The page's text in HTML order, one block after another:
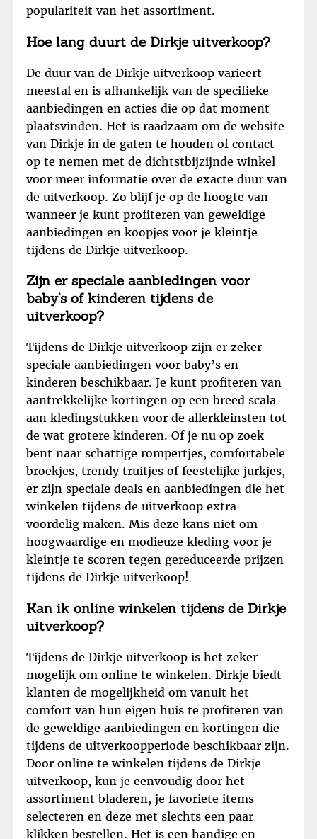
populariteit van het assortiment.
Hoe lang duurt de Dirkje uitverkoop?
De duur van de Dirkje uitverkoop varieert
meestal en is afhankelijk van de specifieke
aanbiedingen en acties die op dat moment
plaatsvinden. Het is raadzaam om de website
van Dirkje in de gaten te houden of contact
op te nemen met de dichtstbijzijnde winkel
voor meer informatie over de exacte duur van
de uitverkoop. Zo blijf je op de hoogte van
wanneer je kunt profiteren van geweldige
aanbiedingen en koopjes voor je kleintje
tijdens de Dirkje uitverkoop.
Zijn er speciale aanbiedingen voor
baby’s of kinderen tijdens de
uitverkoop?
Tijdens de Dirkje uitverkoop zijn er zeker
speciale aanbiedingen voor baby’s en
kinderen beschikbaar. Je kunt profiteren van
aantrekkelijke kortingen op een breed scala
aan kledingstukken voor de allerkleinsten tot
de wat grotere kinderen. Of je nu op zoek
bent naar schattige rompertjes, comfortabele
broekjes, trendy truitjes of feestelijke jurkjes,
er zijn speciale deals en aanbiedingen die het
winkelen tijdens de uitverkoop extra
voordelig maken. Mis deze kans niet om
hoogwaardige en modieuze kleding voor je
kleintje te scoren tegen gereduceerde prijzen
tijdens de Dirkje uitverkoop!
Kan ik online winkelen tijdens de Dirkje
uitverkoop?
Tijdens de Dirkje uitverkoop is het zeker
mogelijk om online te winkelen. Dirkje biedt
klanten de mogelijkheid om vanuit het
comfort van hun eigen huis te profiteren van
de geweldige aanbiedingen en kortingen die
tijdens de uitverkoopperiode beschikbaar zijn.
Door online te winkelen tijdens de Dirkje
uitverkoop, kun je eenvoudig door het
assortiment bladeren, je favoriete items
selecteren en deze met slechts een paar
klikken bestellen. Het is een handige en